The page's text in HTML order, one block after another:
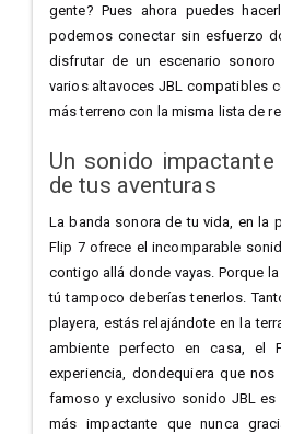
gente? Pues ahora puedes
podemos conectar sin esfuerzo
disfrutar de un escenario
varios altavoces JBL compatibles
más terreno con la misma lista de
Un sonido
de tus aventuras
La banda sonora de tu vida, en la
Flip 7 ofrece el incomparable
contigo allá donde vayas. Porque
tú tampoco deberías tenerlos.
playera, estás relajándote en la
ambiente perfecto en casa, el
experiencia, dondequiera que nos
famoso y exclusivo sonido JBL
más impactante que nunca